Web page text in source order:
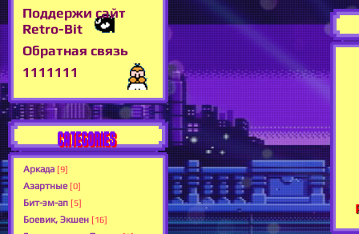
Поддержи сайт
Retro-Bit
Обратная связь
1111111
CATEGORIES
Аркада [9]
Азартные [0]
Бит-эм-ап [5]
Боевик, Экшен [16]